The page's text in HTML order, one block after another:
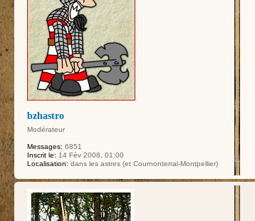
bzhastro
Modérateur
Messages: 6851
Inscrit le: 14 Fév 2008, 01:00
Localisation: dans les astres (et Cournonterral-Montpellier)